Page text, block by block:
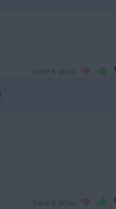
hace 6 años
hace 6 años